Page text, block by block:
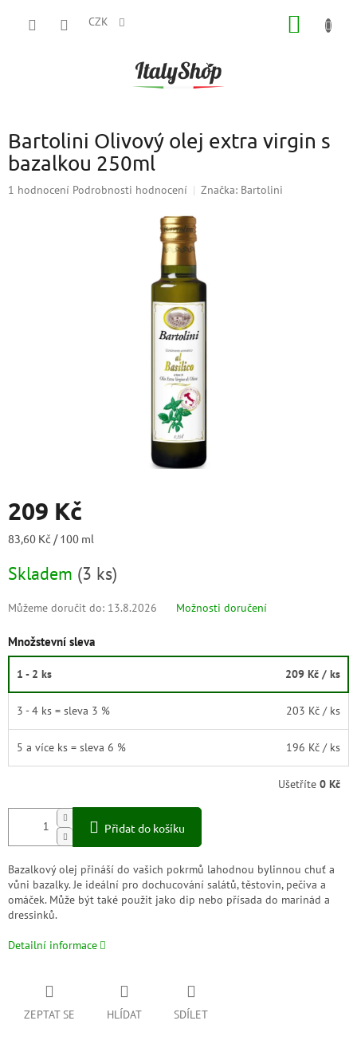
CZK
Bartolini Olivový olej extra virgin s
bazalkou 250ml
Průměrné
1 hodnocení Podrobnosti hodnocení Značka: Bartolini
209 Kč
Měrná
83,60 Kč / 100 ml
Skladem (3 ks)
Můžeme doručit do: 13.8.2026 Možnosti doručení
Množstevní sleva
1 - 2 ks 209 Kč / ks
3 - 4 ks = sleva 3 % 203 Kč / ks
5 a více ks = sleva 6 % 196 Kč / ks
Ušetříte 0 Kč
Přidat do košíku
Bazalkový olej přináší do vašich pokrmů lahodnou bylinnou chuť a
vůni bazalky. Je ideální pro dochucování salátů, těstovin, pečiva a
omáček. Může být také použit jako dip nebo přísada do marinád a
dressinků.
Detailní informace
ZEPTAT SE HLÍDAT SDÍLET